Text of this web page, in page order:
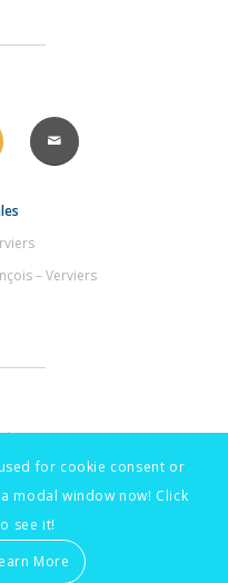
– Verviers
.compourvous
for cookie consent or
modal window now! Click
see it!
More